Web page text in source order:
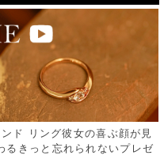
ド リング彼女の喜ぶ顔が見
るきっと忘れられないプレゼ